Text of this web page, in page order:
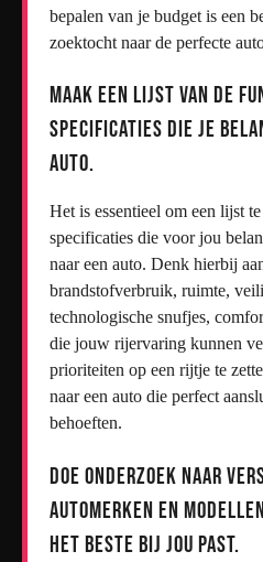
bepalen van je budget is een
zoektocht naar de perfecte
Maak een lijst van de
specificaties die je
auto.
Het is essentieel om een lijst
specificaties die voor jou
naar een auto. Denk hierbij
brandstofverbruik, ruimte,
technologische snufjes,
die jouw rijervaring kunnen
prioriteiten op een rijtje te
naar een auto die perfect
behoeften.
Doe onderzoek naar
automerken en
het beste bij jou past.